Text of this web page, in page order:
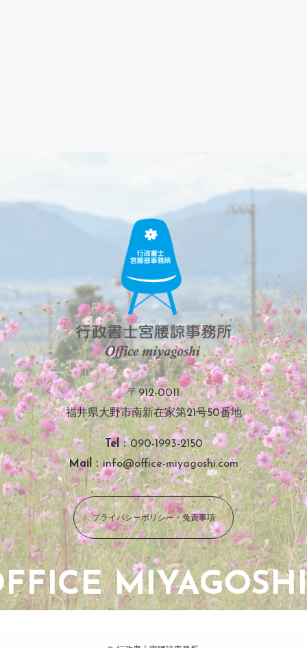
〒912-0011
福井県大野市南新在家第21号50番地
Tel ：090-1993-2150
Mail ：info@office-miyagoshi.com
プライバシーポリシー・免責事項
MIYAGOSHI